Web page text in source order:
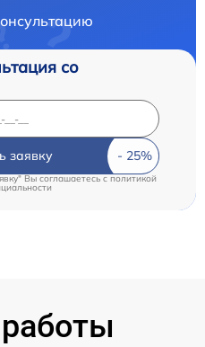
со
заявку
Вы соглашаетесь c политикой